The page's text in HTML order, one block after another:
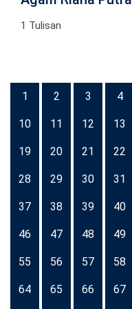
1 Tulisan
1 2 3 4
10 11 12 13
19 20 21 22
28 29 30 31
37 38 39 40
46 47 48 49
55 56 57 58
64 65 66 67